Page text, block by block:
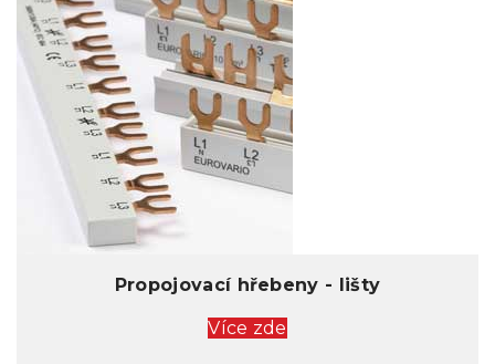
Propojovací hřebeny - lišty
Více zde